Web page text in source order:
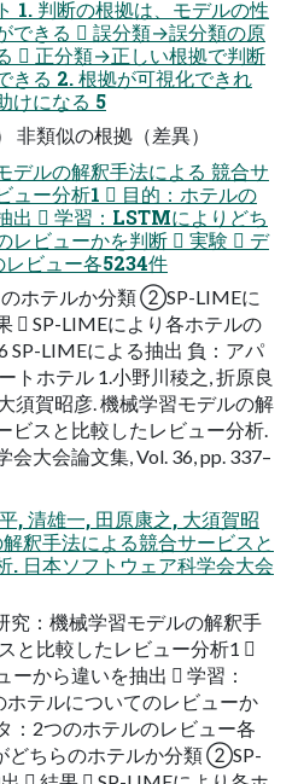
1. 判断の根拠は、モデルの性
できる  誤分類→誤分類の原
 正分類→正しい根拠で判断
きる 2. 根拠が可視化できれ
けになる 5
非類似の根拠（差異）
デルの解釈手法による 競合サ
ュー分析1  目的：ホテルの
出  学習：LSTMによりどち
レビューかを判断  実験  デ
ビュー各5234件
ホテルか分類 ②SP-LIMEに
 SP-LIMEにより各ホテルの
SP-LIMEによる抽出 負：アパ
トホテル 1.小野川稜之, 折原良
須賀昭彦. 機械学習モデルの解
ビスと比較したレビュー分析.
会大会論文集, Vol. 36, pp. 337–
, 清雄一, 田原康之, 大須賀昭
釈手法による競合サービスと
. 日本ソフトウェア科学会大会
究：機械学習モデルの解釈手
と比較したレビュー分析1 
ーから違いを抽出  学習：
テルについてのレビューか
：2つのホテルのレビュー各
ちらのホテルか分類 ②SP-